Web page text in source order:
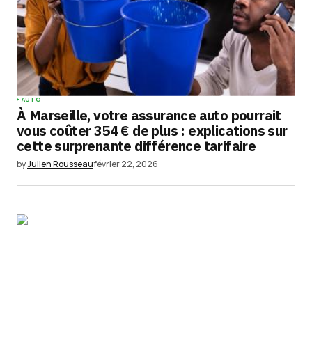
AUTO
À Marseille, votre assurance auto pourrait
vous coûter 354 € de plus : explications sur
cette surprenante différence tarifaire
byJulien Rousseaufévrier 22, 2026